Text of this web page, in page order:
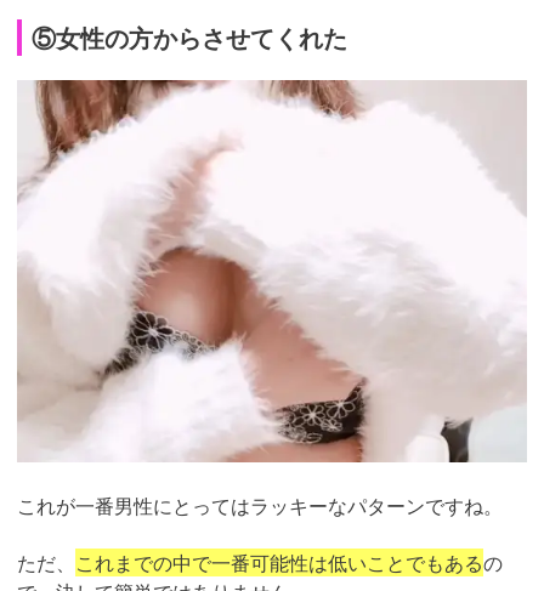
⑤女性の方からさせてくれた
これが一番男性にとってはラッキーなパターンですね。
ただ、 これまでの中で一番可能性は低いことでもあるの